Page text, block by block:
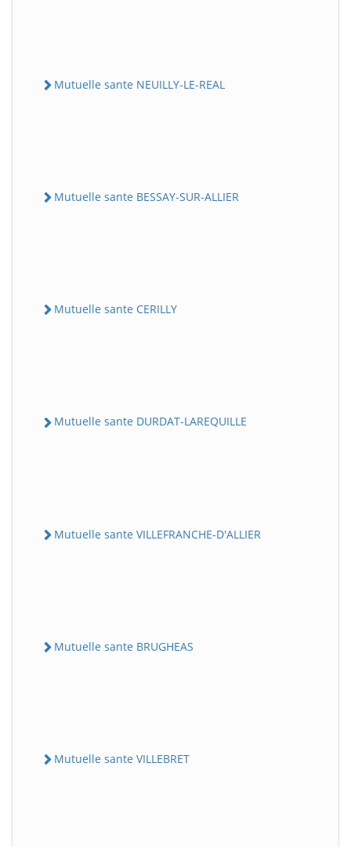
Mutuelle sante NEUILLY-LE-REAL
Mutuelle sante BESSAY-SUR-ALLIER
Mutuelle sante CERILLY
Mutuelle sante DURDAT-LAREQUILLE
Mutuelle sante VILLEFRANCHE-D'ALLIER
Mutuelle sante BRUGHEAS
Mutuelle sante VILLEBRET